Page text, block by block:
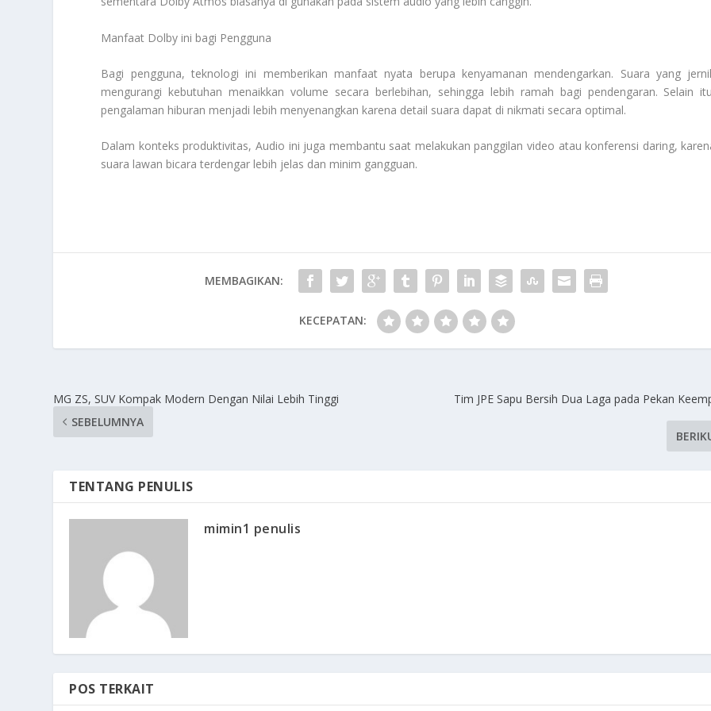
Manfaat Dolby ini bagi Pengguna
Bagi pengguna, teknologi ini memberikan manfaat nyata berupa kenyamanan mendengarkan. Suara yang
mengurangi kebutuhan menaikkan volume secara berlebihan, sehingga lebih ramah bagi pendengaran. Selain
pengalaman hiburan menjadi lebih menyenangkan karena detail suara dapat di nikmati secara optimal.
Dalam konteks produktivitas, Audio ini juga membantu saat melakukan panggilan video atau konferensi daring,
suara lawan bicara terdengar lebih jelas dan minim gangguan.
MEMBAGIKAN:
KECEPATAN:
MG ZS, SUV Kompak Modern Dengan Nilai Lebih Tinggi
SEBELUMNYA
Tim JPE Sapu Bersih Dua Laga pada Pekan
TENTANG PENULIS
mimin1 penulis
POS TERKAIT